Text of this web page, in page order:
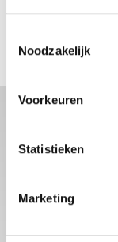
Noodzakelijk
Voorkeuren
Statistieken
Marketing